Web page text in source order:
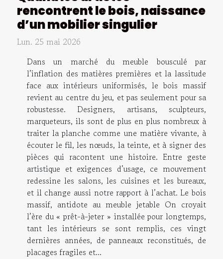
rencontrent le bois, naissance
d’un mobilier singulier
Lun. 25 mai 2026
Dans un marché du meuble bousculé par
l’inflation des matières premières et la lassitude
face aux intérieurs uniformisés, le bois massif
revient au centre du jeu, et pas seulement pour sa
robustesse. Designers, artisans, sculpteurs,
marqueteurs, ils sont de plus en plus nombreux à
traiter la planche comme une matière vivante, à
écouter le fil, les nœuds, la teinte, et à signer des
pièces qui racontent une histoire. Entre geste
artistique et exigences d’usage, ce mouvement
redessine les salons, les cuisines et les bureaux,
et il change aussi notre rapport à l’achat. Le bois
massif, antidote au meuble jetable On croyait
l’ère du « prêt-à-jeter » installée pour longtemps,
tant les intérieurs se sont remplis, ces vingt
dernières années, de panneaux reconstitués, de
placages fragiles et...